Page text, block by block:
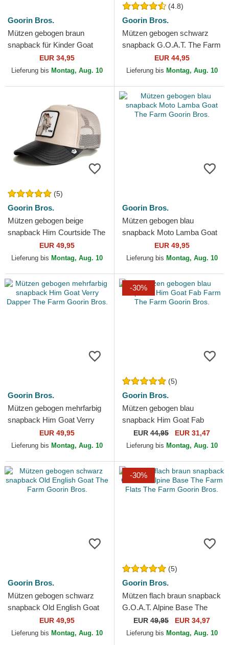
Goorin Bros.
Mützen gebogen braun
snapback für Kinder Goat
Mini The Farm Goorin Bros.
EUR 34,95
Lieferung bis Montag, Aug. 10
(4.8)
Goorin Bros.
Mützen gebogen schwarz
snapback G.O.A.T. The Farm
Goorin Bros.EUR 44,95
Lieferung bis Montag, Aug. 10
(5)
Goorin Bros.
Mützen gebogen beige
snapback Him Courtside The
Farm Goorin Bros.
EUR 49,95
Lieferung bis Montag, Aug. 10
Goorin Bros.
Mützen gebogen blau
snapback Moto Lamba Goat
The Farm Goorin Bros.
EUR 49,95
Lieferung bis Montag, Aug. 10
Goorin Bros.
Mützen gebogen mehrfarbig
snapback Him Goat Verry
Dapper The Farm Goorin
Bros.
EUR 49,95
Lieferung bis Montag, Aug. 10
-30%
(5)
Goorin Bros.
Mützen gebogen blau
snapback Him Goat Fab
Farm The Farm Goorin Bros.
EUR 44,95 EUR 31,47
Lieferung bis Montag, Aug. 10
Goorin Bros.
Mützen gebogen schwarz
snapback Old English Goat
The Farm Goorin Bros.
EUR 49,95
Lieferung bis Montag, Aug. 10
-30%
(5)
Goorin Bros.
Mützen flach braun snapback
G.O.A.T. Alpine Base The
Farm Flats The Farm Goorin
Bros.
EUR 49,95 EUR 34,97
Lieferung bis Montag, Aug. 10